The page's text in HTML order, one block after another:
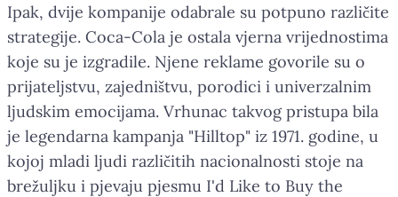
Ipak, dvije kompanije odabrale su potpuno različite
strategije. Coca-Cola je ostala vjerna vrijednostima
koje su je izgradile. Njene reklame govorile su o
prijateljstvu, zajedništvu, porodici i univerzalnim
ljudskim emocijama. Vrhunac takvog pristupa bila
je legendarna kampanja "Hilltop" iz 1971. godine, u
kojoj mladi ljudi različitih nacionalnosti stoje na
brežuljku i pjevaju pjesmu I'd Like to Buy the